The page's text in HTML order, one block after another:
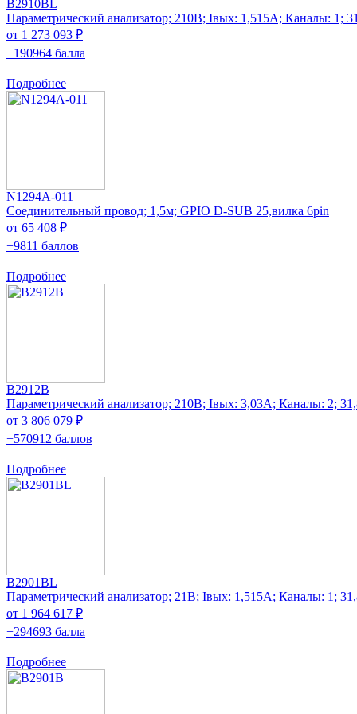
B2910BL
Параметрический анализатор; 210В; Iвых: 1,515А; Каналы: 1;
от 1 273 093 ₽
+190964 балла
Подробнее
N1294A-011
Соединительный провод; 1,5м; GPIO D-SUB 25,вилка 6pin
от 65 408 ₽
+9811 баллов
Подробнее
B2912B
Параметрический анализатор; 210В; Iвых: 3,03А; Каналы: 2;
от 3 806 079 ₽
+570912 баллов
Подробнее
B2901BL
Параметрический анализатор; 21В; Iвых: 1,515А; Каналы: 1;
от 1 964 617 ₽
+294693 балла
Подробнее